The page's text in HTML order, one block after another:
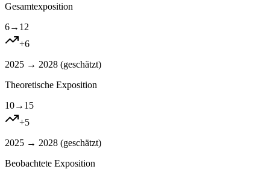
Gesamtexposition
6→ 12
+6
2025 → 2028 (geschätzt)
Theoretische Exposition
10→ 15
+5
2025 → 2028 (geschätzt)
Beobachtete Exposition